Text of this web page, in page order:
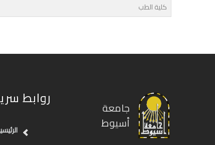
كلية الطب
جامعة
أسيوط
روابط